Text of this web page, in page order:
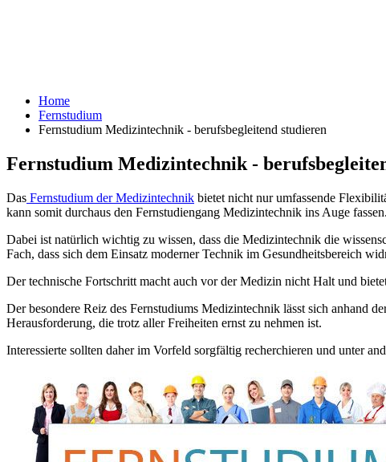
Home
Fernstudium
Fernstudium Medizintechnik - berufsbegleitend studieren
Fernstudium Medizintechnik -
Das Fernstudium der Medizintechnik bietet nicht nur umfassende
kann somit durchaus den Fernstudiengang Medizintechnik ins Auge fassen.
Dabei ist natürlich wichtig zu wissen, dass die Medizintechnik die
Fach, dass sich dem Einsatz moderner Technik im Gesundheitsbereich
Der technische Fortschritt macht auch vor der Medizin nicht Halt und
Der besondere Reiz des Fernstudiums Medizintechnik lässt sich anhand
Herausforderung, die trotz aller Freiheiten ernst zu nehmen ist.
Interessierte sollten daher im Vorfeld sorgfältig recherchieren und unter